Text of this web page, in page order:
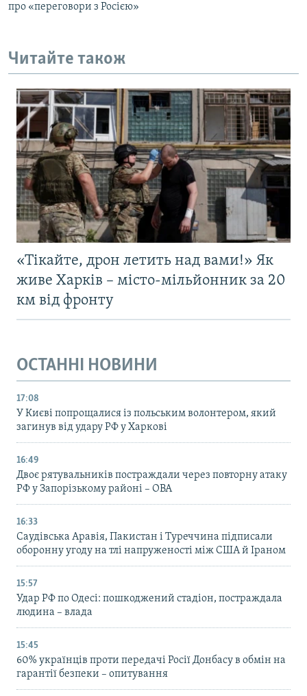
про «переговори з Росією»
Читайте також
«Тікайте, дрон летить над вами!» Як
живе Харків – місто-мільйонник за 20
км від фронту
ОСТАННІ НОВИНИ
17:08
У Києві попрощалися із польським волонтером, який
загинув від удару РФ у Харкові
16:49
Двоє рятувальників постраждали через повторну атаку
РФ у Запорізькому районі – ОВА
16:33
Саудівська Аравія, Пакистан і Туреччина підписали
оборонну угоду на тлі напруженості між США й Іраном
15:57
Удар РФ по Одесі: пошкоджений стадіон, постраждала
людина – влада
15:45
60% українців проти передачі Росії Донбасу в обмін на
гарантії безпеки – опитування